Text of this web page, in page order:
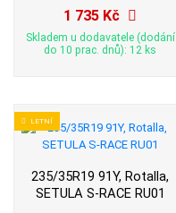
1 735 Kč
Skladem u dodavatele (dodání
do 10 prac. dnů): 12 ks
LETNÍ
235/35R19 91Y, Rotalla,
SETULA S-RACE RU01